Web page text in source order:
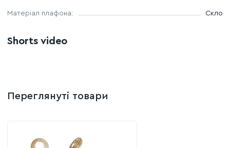
Матеріал плафона: Скло
Shorts video
Переглянуті товари